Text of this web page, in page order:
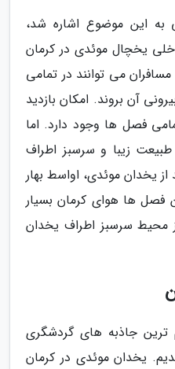
این موضوع اشاره شد،
یخچال موئدی در کرمان
می توانند در تمامی
آن بروند. امکان بازدید
فصل ها وجود دارد. اما
زیبا و سرسبز اطراف
از یخدان موئدی، اواسط بهار
فصل ها هوای کرمان بسیار
محیط سرسبز اطراف یخدان
جاذبه های گردشگری
یخدان موئدی در کرمان